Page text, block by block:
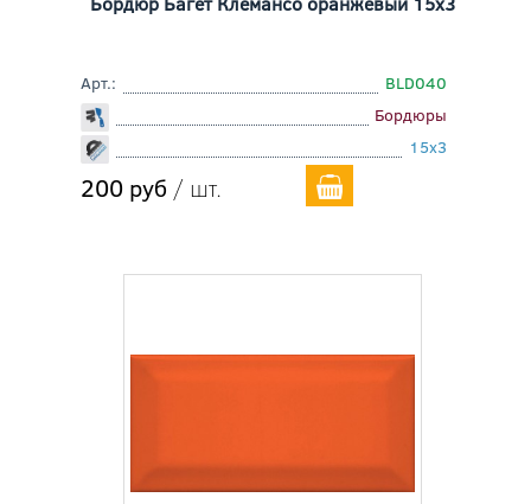
Арт.:
BLD040
Бордюры
15x3
200 руб / шт.